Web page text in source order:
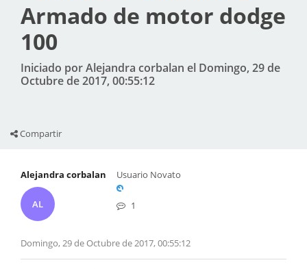
Armado de motor dodge
100
Iniciado por Alejandra corbalan el Domingo, 29 de
Octubre de 2017, 00:55:12
Compartir
Alejandra corbalan
AL
Usuario Novato
1
Domingo, 29 de Octubre de 2017, 00:55:12